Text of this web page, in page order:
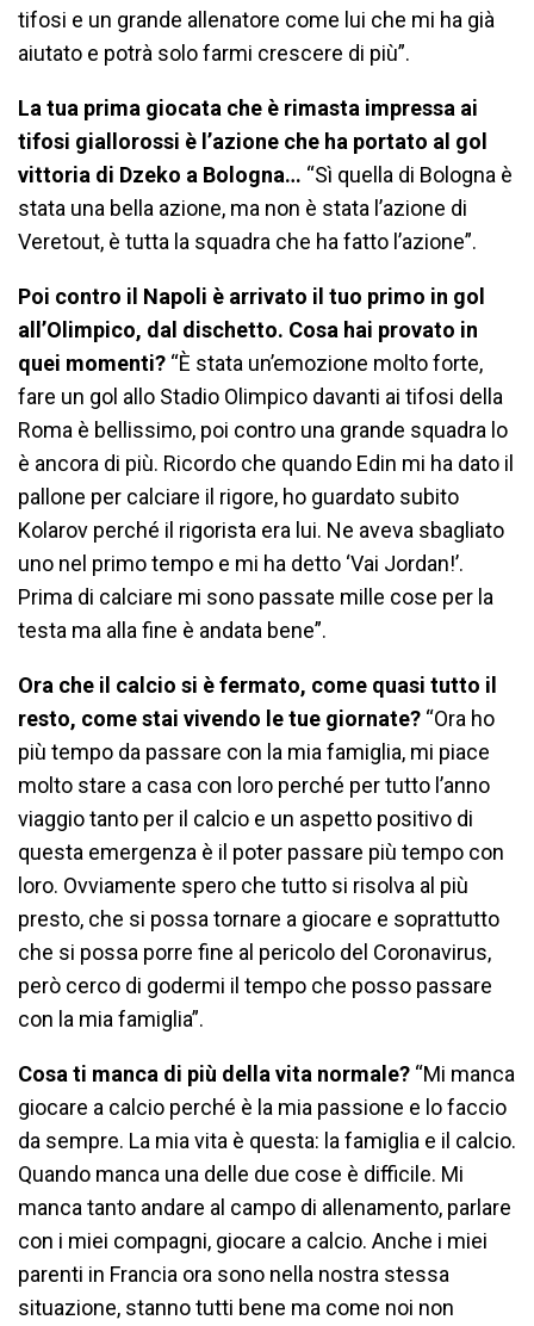
tifosi e un grande allenatore come lui che mi ha già
aiutato e potrà solo farmi crescere di più”.
La tua prima giocata che è rimasta impressa ai
tifosi giallorossi è l’azione che ha portato al gol
vittoria di Dzeko a Bologna… “Sì quella di Bologna è
stata una bella azione, ma non è stata l’azione di
Veretout, è tutta la squadra che ha fatto l’azione”.
Poi contro il Napoli è arrivato il tuo primo in gol
all’Olimpico, dal dischetto. Cosa hai provato in
quei momenti? “È stata un’emozione molto forte,
fare un gol allo Stadio Olimpico davanti ai tifosi della
Roma è bellissimo, poi contro una grande squadra lo
è ancora di più. Ricordo che quando Edin mi ha dato il
pallone per calciare il rigore, ho guardato subito
Kolarov perché il rigorista era lui. Ne aveva sbagliato
uno nel primo tempo e mi ha detto ‘Vai Jordan!’.
Prima di calciare mi sono passate mille cose per la
testa ma alla fine è andata bene”.
Ora che il calcio si è fermato, come quasi tutto il
resto, come stai vivendo le tue giornate? “Ora ho
più tempo da passare con la mia famiglia, mi piace
molto stare a casa con loro perché per tutto l’anno
viaggio tanto per il calcio e un aspetto positivo di
questa emergenza è il poter passare più tempo con
loro. Ovviamente spero che tutto si risolva al più
presto, che si possa tornare a giocare e soprattutto
che si possa porre fine al pericolo del Coronavirus,
però cerco di godermi il tempo che posso passare
con la mia famiglia”.
Cosa ti manca di più della vita normale? “Mi manca
giocare a calcio perché è la mia passione e lo faccio
da sempre. La mia vita è questa: la famiglia e il calcio.
Quando manca una delle due cose è difficile. Mi
manca tanto andare al campo di allenamento, parlare
con i miei compagni, giocare a calcio. Anche i miei
parenti in Francia ora sono nella nostra stessa
situazione, stanno tutti bene ma come noi non